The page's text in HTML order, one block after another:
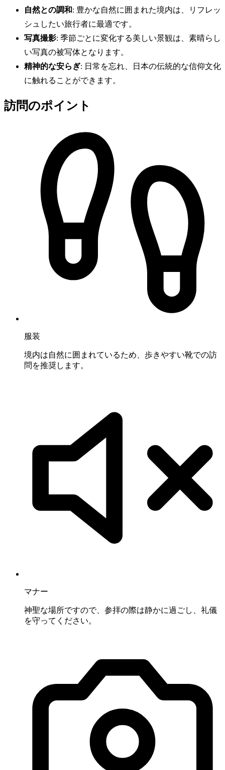
自然との調和: 豊かな自然に囲まれた境内は、リフレッ
シュしたい旅行者に最適です。
写真撮影: 季節ごとに変化する美しい景観は、素晴らし
い写真の被写体となります。
精神的な安らぎ: 日常を忘れ、日本の伝統的な信仰文化
に触れることができます。
訪問のポイント
服装
境内は自然に囲まれているため、歩きやすい靴での訪
問を推奨します。
マナー
神聖な場所ですので、参拝の際は静かに過ごし、礼儀
を守ってください。